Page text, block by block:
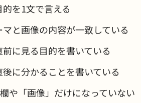
を1文で言える
と画像の内容が一致している
に見る目的を書いている
に分かることを書いている
や「画像」だけになっていない